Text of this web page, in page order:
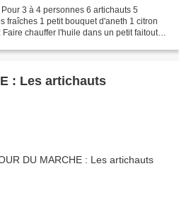
Pour 3 à 4 personnes 6 artichauts 5
fraîches 1 petit bouquet d'aneth 1 citron
chauffer l'huile dans un petit faitout. Y
: Les artichauts